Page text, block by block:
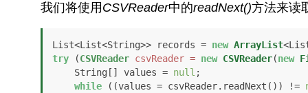
我们将使用 CSVReader中的readNext()方法来读
List<List<String>> records = new ArrayList
try (CSVReader csvReader = new CSVReader(new
    String[] values =
null ;
while ((values = csvReader.readNext()) !=